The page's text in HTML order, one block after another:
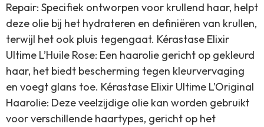
Repair: Specifiek ontworpen voor krullend haar, helpt
deze olie bij het hydrateren en definiëren van krullen,
terwijl het ook pluis tegengaat. Kérastase Elixir
Ultime L’Huile Rose: Een haarolie gericht op gekleurd
haar, het biedt bescherming tegen kleurvervaging
en voegt glans toe. Kérastase Elixir Ultime L’Original
Haarolie: Deze veelzijdige olie kan worden gebruikt
voor verschillende haartypes, gericht op het